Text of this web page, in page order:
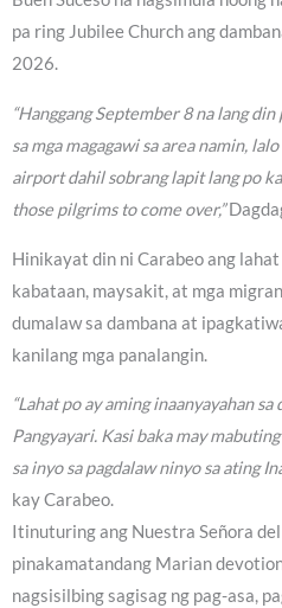
pa ring Jubilee Church ang
2026.
“Hanggang September 8 na lang
sa mga magagawi sa area namin,
airport dahil sobrang lapit lang po
those pilgrims to come over,”
Hinikayat din ni Carabeo ang
kabataan, maysakit, at mga
dumalaw sa dambana at
kanilang mga panalangin.
“Lahat po ay aming inaanyayahan
Pangyayari. Kasi baka may
sa inyo sa pagdalaw ninyo sa ating
kay Carabeo.
Itinuturing ang Nuestra Señora del
pinakamatandang Marian
nagsisilbing sagisag ng pag-asa,